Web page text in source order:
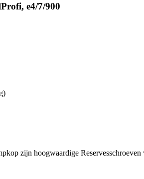
e4/7/900
zijn hoogwaardige